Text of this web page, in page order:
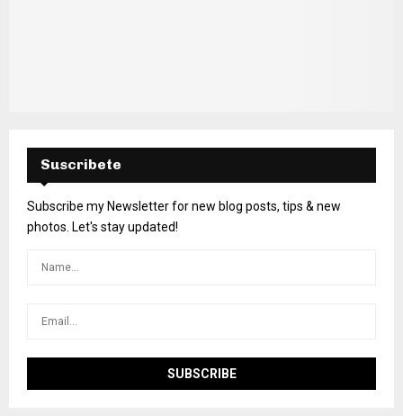
Suscribete
Subscribe my Newsletter for new blog posts, tips & new
photos. Let's stay updated!